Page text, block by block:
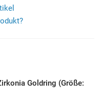
Goldring (Größe: